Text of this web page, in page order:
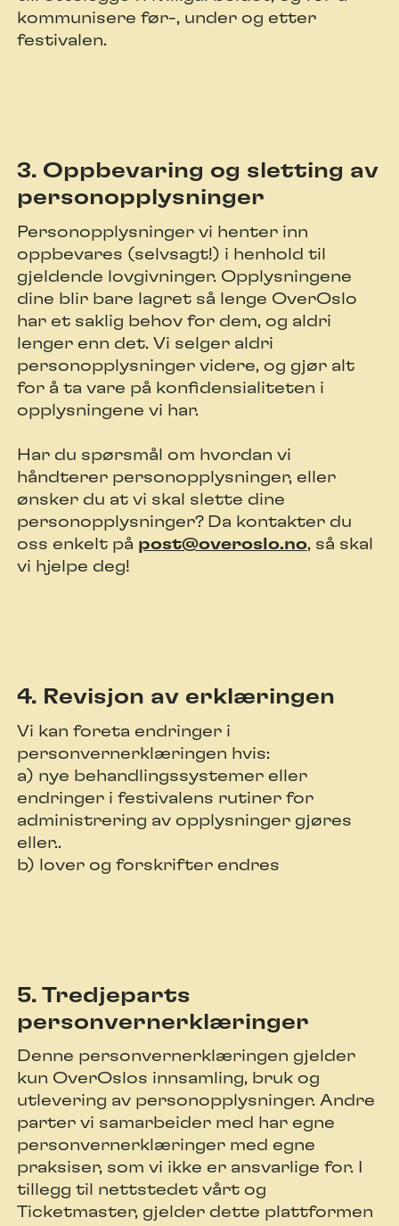
kommunisere før-, under og etter
festivalen.
3. Oppbevaring og sletting av
personopplysninger
Personopplysninger vi henter inn
oppbevares (selvsagt!) i henhold til
gjeldende lovgivninger. Opplysningene
dine blir bare lagret så lenge OverOslo
har et saklig behov for dem, og aldri
lenger enn det. Vi selger aldri
personopplysninger videre, og gjør alt
for å ta vare på konfidensialiteten i
opplysningene vi har.
Har du spørsmål om hvordan vi
håndterer personopplysninger, eller
ønsker du at vi skal slette dine
personopplysninger? Da kontakter du
oss enkelt på post@overoslo.no, så skal
vi hjelpe deg!
4. Revisjon av erklæringen
Vi kan foreta endringer i
personvernerklæringen hvis:
a) nye behandlingssystemer eller
endringer i festivalens rutiner for
administrering av opplysninger gjøres
eller..
b) lover og forskrifter endres
5. Tredjeparts
personvernerklæringer
Denne personvernerklæringen gjelder
kun OverOslos innsamling, bruk og
utlevering av personopplysninger. Andre
parter vi samarbeider med har egne
personvernerklæringer med egne
praksiser, som vi ikke er ansvarlige for. I
tillegg til nettstedet vårt og
Ticketmaster, gjelder dette plattformen